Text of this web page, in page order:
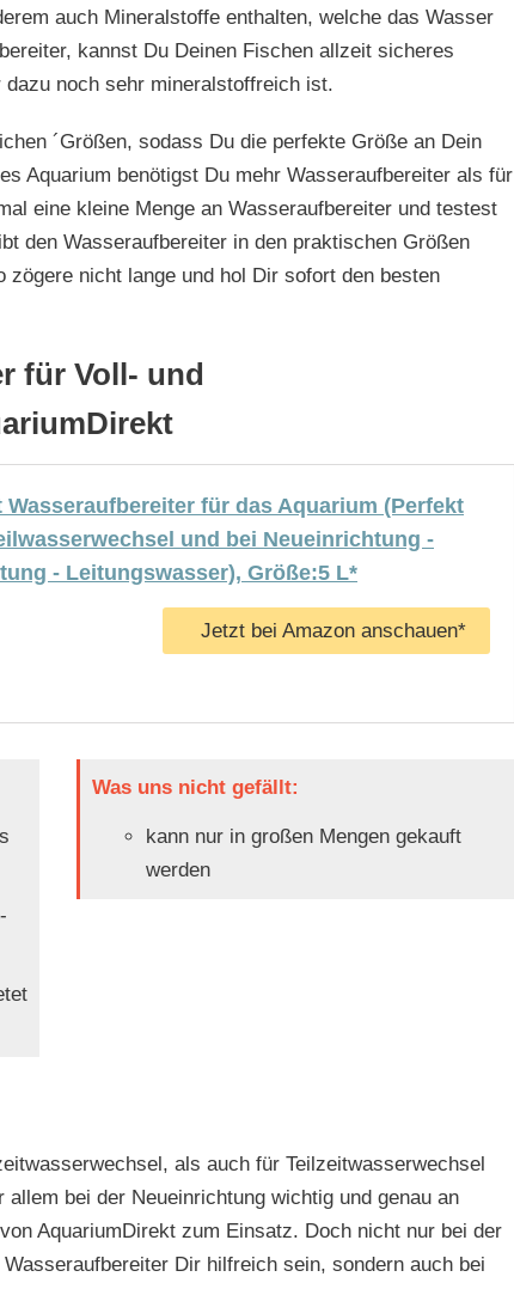
auch Mineralstoffe enthalten, welche das Wasser
kannst Du Deinen Fischen allzeit sicheres
noch sehr mineralstoffreich ist.
´Größen, sodass Du die perfekte Größe an Dein
Aquarium benötigst Du mehr Wasseraufbereiter als für
eine kleine Menge an Wasseraufbereiter und testest
den Wasseraufbereiter in den praktischen Größen
zögere nicht lange und hol Dir sofort den besten
für Voll- und
für das Aquarium (Perfekt
und bei Neueinrichtung -
- Leitungswasser), Größe:5 L*
Jetzt bei Amazon anschauen*
Was uns nicht gefällt:
kann nur in großen Mengen gekauft
werden
als auch für Teilzeitwasserwechsel
bei der Neueinrichtung wichtig und genau an
AquariumDirekt zum Einsatz. Doch nicht nur bei der
Dir hilfreich sein, sondern auch bei